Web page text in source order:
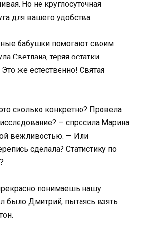
Но не круглосуточная
для вашего удобства.
бабушки помогают своим
Светлана, теряя остатки
же естественно! Святая
сколько конкретно? Провела
— спросила Марина
вежливостью. — Или
сделала? Статистику по
понимаешь нашу
было Дмитрий, пытаясь взять